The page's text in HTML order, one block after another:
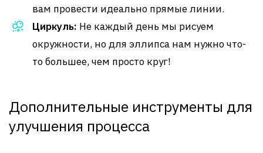
вам провести идеально прямые линии.
Циркуль: Не каждый день мы рисуем
окружности, но для эллипса нам нужно что-
то большее, чем просто круг!
Дополнительные инструменты для
улучшения процесса